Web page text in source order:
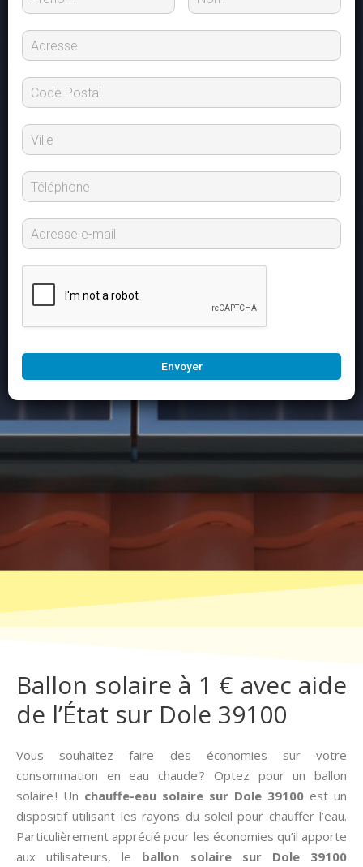
Envoyer
Ballon solaire à 1 € avec aide
de l’État sur Dole 39100
Vous souhaitez faire des économies sur votre
consommation en eau chaude ? Optez pour un ballon
solaire ! Un chauffe-eau solaire sur Dole 39100 est un
dispositif utilisant les rayons du soleil pour chauffer l’eau.
Particulièrement apprécié pour les économies qu’il apporte
aux utilisateurs, le ballon solaire sur Dole 39100